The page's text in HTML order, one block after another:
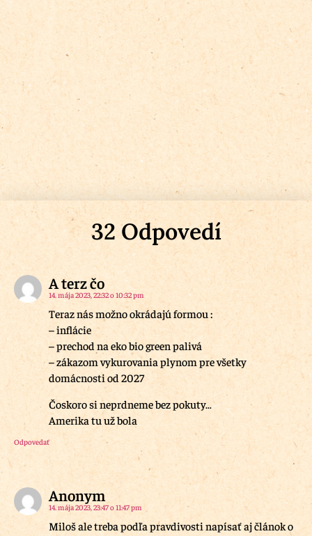
32 Odpovedí
A terz čo
14. mája 2023, 22:32 o 10:32 pm
Teraz nás možno okrádajú formou :
– inflácie
– prechod na eko bio green palivá
– zákazom vykurovania plynom pre všetky
domácnosti od 2027
Čoskoro si neprdneme bez pokuty…
Amerika tu už bola
Odpovedať
Anonym
14. mája 2023, 23:47 o 11:47 pm
Miloš ale treba podľa pravdivosti napísať aj článok o